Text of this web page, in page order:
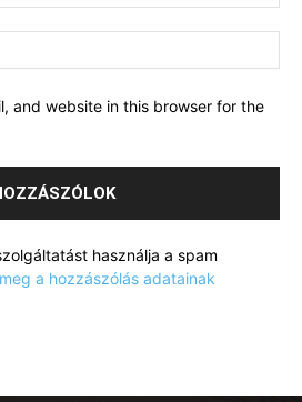
and website in this browser for the
használja a spam
a hozzászólás adatainak